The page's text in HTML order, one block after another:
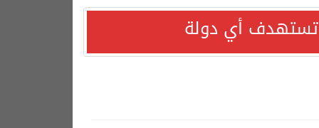
تستهدف أي دولة